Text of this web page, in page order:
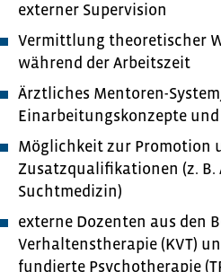
externer Supervision
Vermittlung theoretischer
während der Arbeitszeit
Ärztliches Mentoren-
Einarbeitungskonzepte
Möglichkeit zur Promotion
Zusatzqualifikationen (z.
Suchtmedizin)
externe Dozenten aus den
Verhaltenstherapie (KVT)
fundierte Psychotherapie